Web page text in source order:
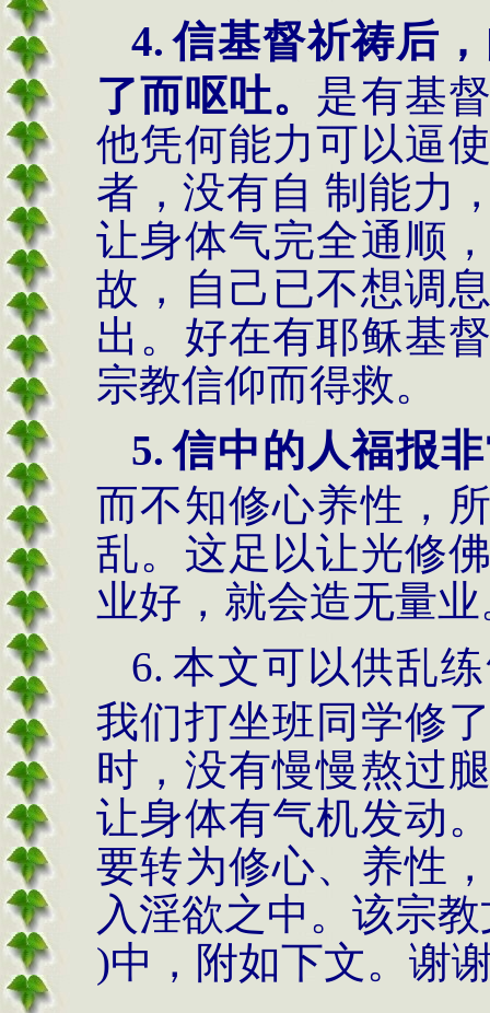
4. 信基督祈祷后
了而呕吐。 是有基
他凭何能力可以逼
者，没有自 制能力
让身体气完全通顺
故，自己已不想调
出。好在有耶稣基
宗教信仰而得救。
5. 信中的人福报
而不知修心养性，
乱。这足以让光修
业好，就会造无量业
6. 本文可以供乱
我们打坐班同学修
时，没有慢慢熬过
让身体有气机发动
要转为修心、养性
入淫欲之中。该宗
)中，附如下文。谢